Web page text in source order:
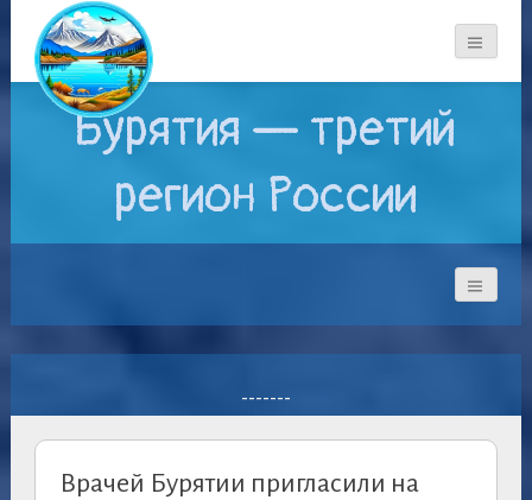
Бурятия — третий
регион России
-------
Врачей Бурятии пригласили на